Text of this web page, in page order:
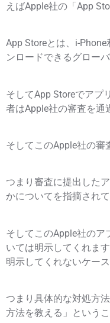
えばApple社の「App
App Storeとは、i-
ンロードできるグロー
そしてApp Storeでアプ
者はApple社の審査を通
そしてこのApple社の審
つまり審査に提出した
かについてを指摘され
そしてこのApple社のア
いては明示してくれま
明示してくれないケー
つまり具体的な対処方
方法を教える」というこ